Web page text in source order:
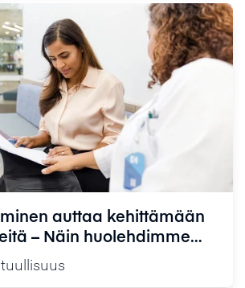
auttaa kehittämään
– Näin huolehdimme
osallistuvien